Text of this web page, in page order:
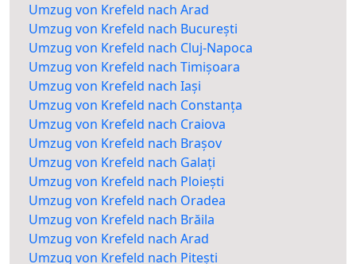
Umzug von Krefeld nach Arad
Umzug von Krefeld nach București
Umzug von Krefeld nach Cluj-Napoca
Umzug von Krefeld nach Timișoara
Umzug von Krefeld nach Iași
Umzug von Krefeld nach Constanța
Umzug von Krefeld nach Craiova
Umzug von Krefeld nach Brașov
Umzug von Krefeld nach Galați
Umzug von Krefeld nach Ploiești
Umzug von Krefeld nach Oradea
Umzug von Krefeld nach Brăila
Umzug von Krefeld nach Arad
Umzug von Krefeld nach Pitești